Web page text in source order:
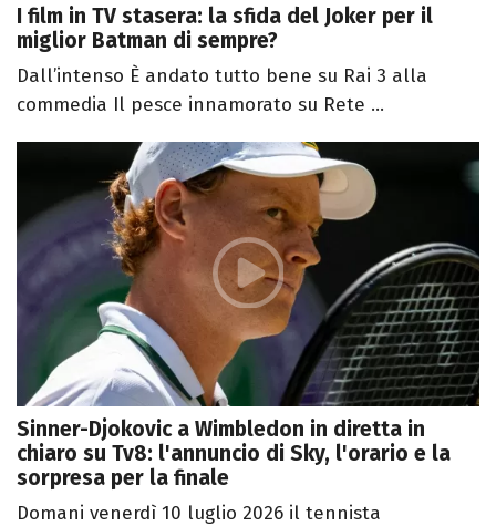
I film in TV stasera: la sfida del Joker per il
miglior Batman di sempre?
Dall’intenso È andato tutto bene su Rai 3 alla
commedia Il pesce innamorato su Rete ...
Sinner-Djokovic a Wimbledon in diretta in
chiaro su Tv8: l'annuncio di Sky, l'orario e la
sorpresa per la finale
Domani venerdì 10 luglio 2026 il tennista